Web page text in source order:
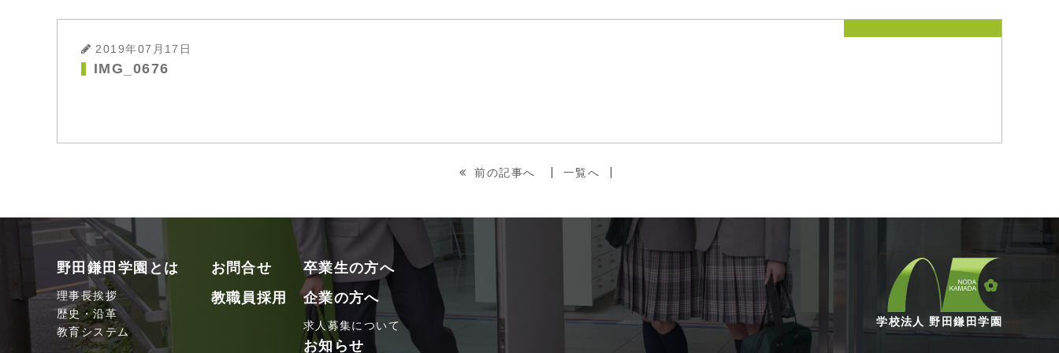
2019年07月17日
IMG_0676
前の記事へ 一覧へ
野田鎌田学園とは
理事長挨拶
歴史・沿革
教育システム
お問合せ
教職員採用
卒業生の方へ
企業の方へ
求人募集について
お知らせ
学校法人 野田鎌田学園